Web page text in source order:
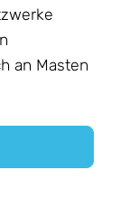
an Masten